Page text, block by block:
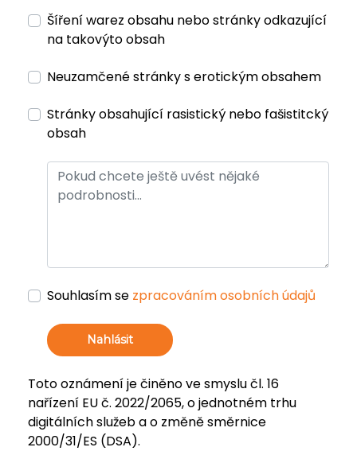
Šíření warez obsahu nebo stránky odkazující
na takovýto obsah
Neuzamčené stránky s erotickým obsahem
Stránky obsahující rasistický nebo fašistitcký
obsah
Souhlasím se zpracováním osobních údajů
Nahlásit
Toto oznámení je činěno ve smyslu čl. 16
nařízení EU č. 2022/2065, o jednotném trhu
digitálních služeb a o změně směrnice
2000/31/ES (DSA).